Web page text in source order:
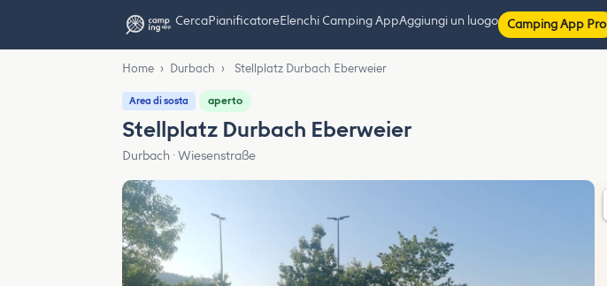
CercaPianificatoreElenchi Camping AppAggiungi un luogo Camping App Pro
Home › Durbach › Stellplatz Durbach Eberweier
Area di sosta aperto
Stellplatz Durbach Eberweier
Durbach · Wiesenstraße